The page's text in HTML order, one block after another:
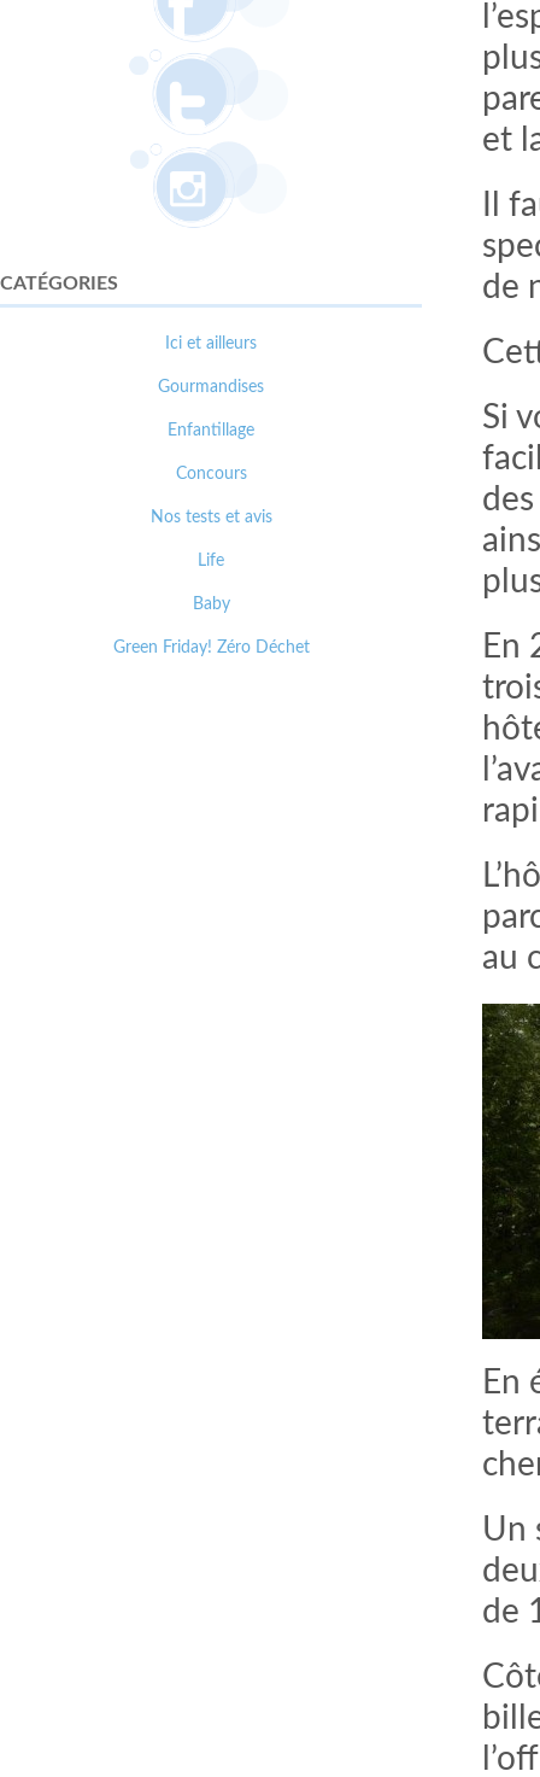
et
Il
de
Si
En
au
En
Un
de
CATÉGORIES
Ici et ailleurs
Gourmandises
Enfantillage
Concours
Nos tests et avis
Life
Baby
Green Friday! Zéro Déchet